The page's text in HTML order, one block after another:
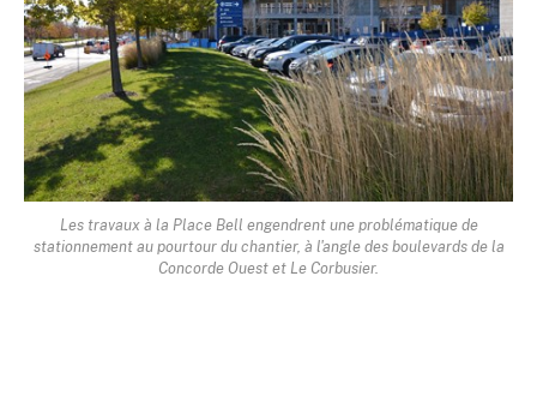
Les travaux à la Place Bell engendrent une problématique de
stationnement au pourtour du chantier, à l'angle des boulevards de la
Concorde Ouest et Le Corbusier.